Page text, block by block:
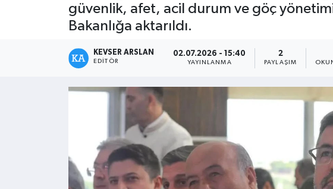
güvenlik, afet, acil durum ve göç
Bakanlığa aktarıldı.
KEVSER ARSLAN
EDITÖR
02.07.2026 - 15:40
YAYINLANMA
2
PAYLAŞIM
Teknoloji
Kültür - Sanat
Haber Arşivi